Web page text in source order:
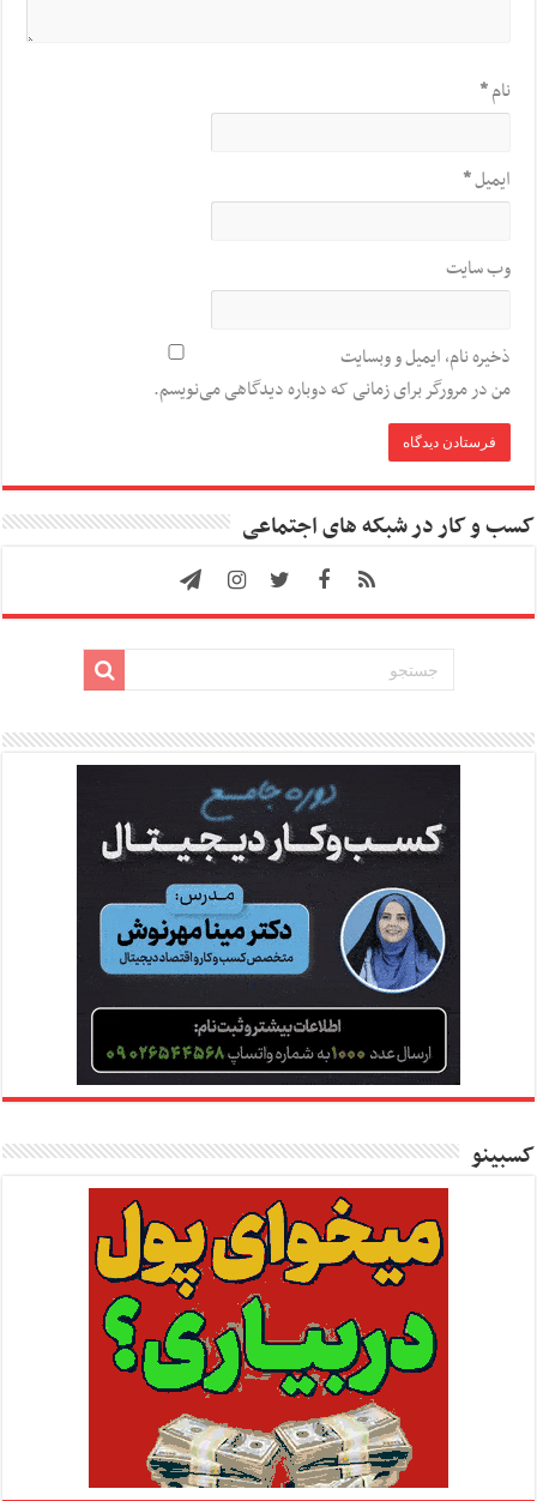
نام*
ایمیل*
وب‌ سایت
ذخیره نام، ایمیل و وبسایت
من در مرورگر برای زمانی که دوباره دیدگاهی می‌نویسم.
کسب و کار در شبکه های اجتماعی
کسبینو